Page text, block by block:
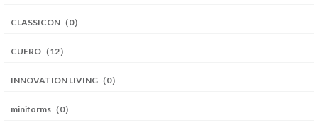
CLASSICON（0）
CUERO（12）
INNOVATION LIVING（0）
miniforms（0）